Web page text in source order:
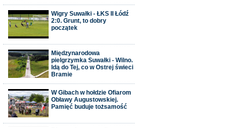
Wigry Suwałki - ŁKS II Łódź
2:0. Grunt, to dobry
początek
Międzynarodowa
pielgrzymka Suwałki - Wilno.
Idą do Tej, co w Ostrej świeci
Bramie
W Gibach w hołdzie Ofiarom
Obławy Augustowskiej.
Pamięć buduje tożsamość